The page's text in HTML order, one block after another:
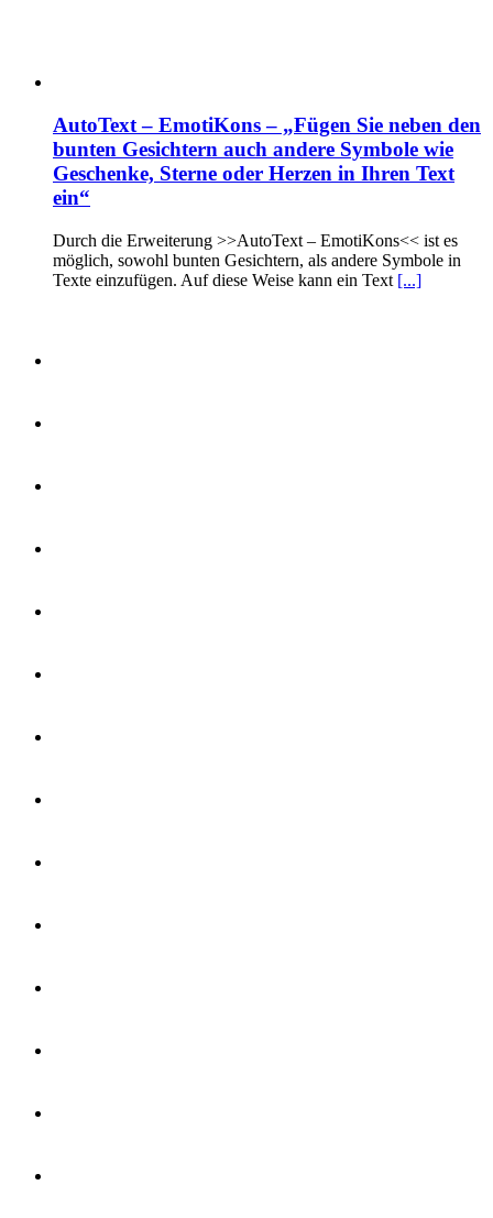
AutoText – EmotiKons – „Fügen Sie neben den
bunten Gesichtern auch andere Symbole wie
Geschenke, Sterne oder Herzen in Ihren Text
ein“
Durch die Erweiterung >>AutoText – EmotiKons<< ist es
möglich, sowohl bunten Gesichtern, als andere Symbole in
Texte einzufügen. Auf diese Weise kann ein Text [...]